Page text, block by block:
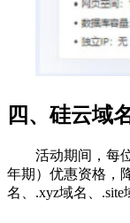
四、硅云域
活动期间，每
年期）优惠资格，
名、.xyz域名、.site